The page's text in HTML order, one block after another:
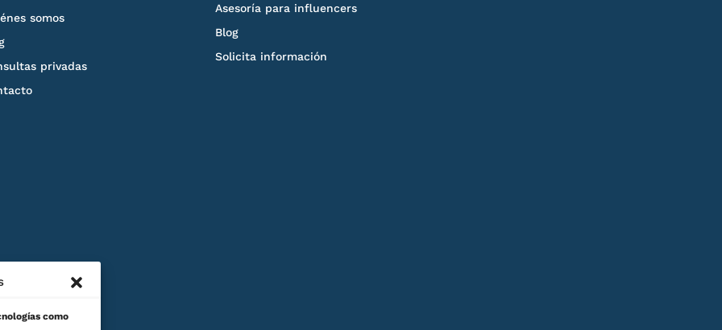
como
somos
privadas
Asesoría para influencers
Blog
Solicita información